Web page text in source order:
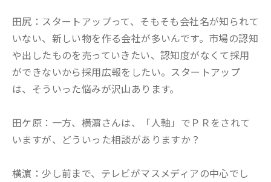
田尻：スタートアップって、そもそも会社名が知られて
いない、新しい物を作る会社が多いんです。市場の認知
や出したものを売っていきたい、認知度がなくて採用
ができないから採用広報をしたい。スタートアップ
は、そういった悩みが沢山あります。
田ケ原：一方、横濵さんは、「人軸」でＰＲをされて
いますが、どういった相談がありますか？
横濵：少し前まで、テレビがマスメディアの中心でし